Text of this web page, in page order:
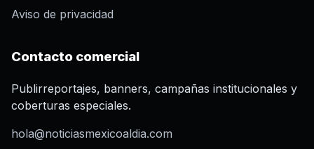
Aviso de privacidad
Contacto comercial
Publirreportajes, banners, campañas institucionales y
coberturas especiales.
hola@noticiasmexicoaldia.com